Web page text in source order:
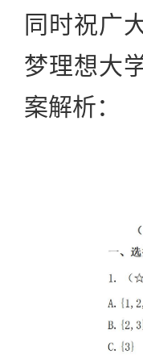
同时祝广
梦理想大
案解析：